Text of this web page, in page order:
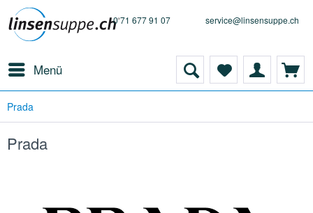
0 71 677 91 07 service@linsensuppe.ch
Menü
Prada
Prada